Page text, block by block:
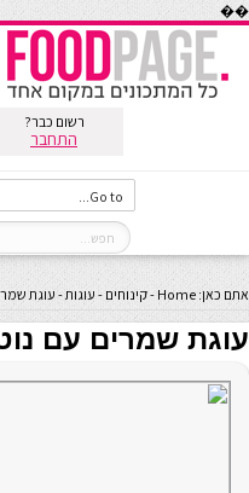
��
רשום כבר?
התחבר
אתם כאן: Home
-קינוחים - עוגות- עוגת
עוגת שמרים עם